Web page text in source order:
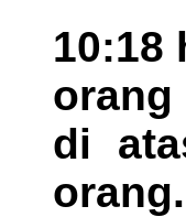
10:18
di
orang.